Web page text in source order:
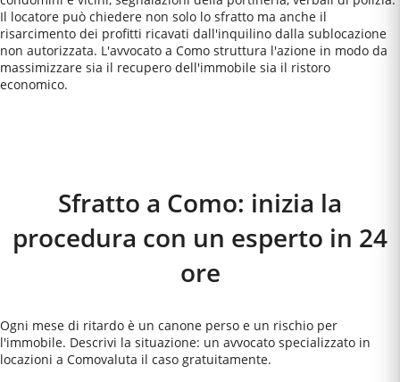
Il locatore può chiedere non solo lo sfratto ma anche il
risarcimento dei profitti ricavati dall'inquilino dalla sublocazione
non autorizzata. L'avvocato a Como struttura l'azione in modo da
massimizzare sia il recupero dell'immobile sia il ristoro
economico.
Sfratto a Como: inizia la
procedura con un esperto in 24
ore
Ogni mese di ritardo è un canone perso e un rischio per
l'immobile. Descrivi la situazione: un avvocato specializzato in
locazioni a Comovaluta il caso gratuitamente.